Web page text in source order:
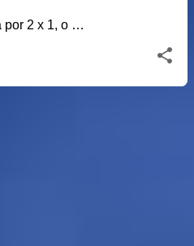
por 2 x 1, o …